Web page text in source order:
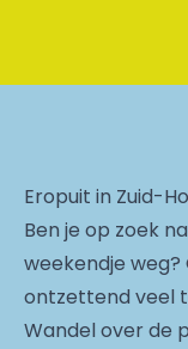
Eropuit in Zuid-
Ben je op zoek
weekendje weg?
ontzettend veel
Wandel over de